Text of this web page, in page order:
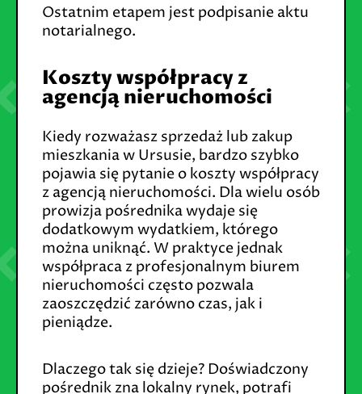
Ostatnim etapem jest podpisanie aktu
notarialnego.
Koszty współpracy z
agencją nieruchomości
Kiedy rozważasz sprzedaż lub zakup
mieszkania w Ursusie, bardzo szybko
pojawia się pytanie o koszty współpracy
z agencją nieruchomości. Dla wielu osób
prowizja pośrednika wydaje się
dodatkowym wydatkiem, którego
można uniknąć. W praktyce jednak
współpraca z profesjonalnym biurem
nieruchomości często pozwala
zaoszczędzić zarówno czas, jak i
pieniądze.
Dlaczego tak się dzieje? Doświadczony
pośrednik zna lokalny rynek, potrafi